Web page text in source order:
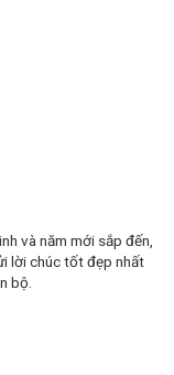
và năm mới sắp đến,
lời chúc tốt đẹp nhất
bộ.